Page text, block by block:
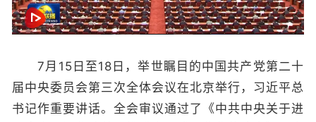
7月15日至18日，举世瞩目的中国共产党第二十
届中央委员会第三次全体会议在北京举行，习近平总
书记作重要讲话。全会审议通过了《中共中央关于进